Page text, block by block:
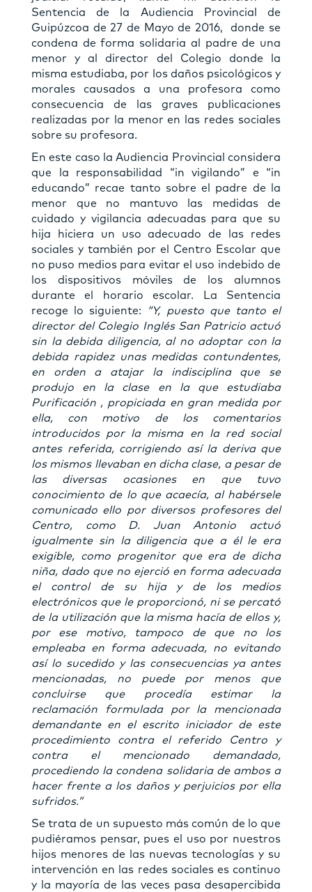
Sentencia de la Audiencia Provincial de
Guipúzcoa de 27 de Mayo de 2016, donde se
condena de forma solidaria al padre de una
menor y al director del Colegio donde la
misma estudiaba, por los daños psicológicos y
morales causados a una profesora como
consecuencia de las graves publicaciones
realizadas por la menor en las redes sociales
sobre su profesora.
En este caso la Audiencia Provincial considera
que la responsabilidad “in vigilando” e “in
educando” recae tanto sobre el padre de la
menor que no mantuvo las medidas de
cuidado y vigilancia adecuadas para que su
hija hiciera un uso adecuado de las redes
sociales y también por el Centro Escolar que
no puso medios para evitar el uso indebido de
los dispositivos móviles de los alumnos
durante el horario escolar. La Sentencia
recoge lo siguiente:
“Y, puesto que tanto el
director del Colegio Inglés San Patricio actuó
sin la debida diligencia, al no adoptar con la
debida rapidez unas medidas contundentes,
en orden a atajar la indisciplina que se
produjo en la clase en la que estudiaba
Purificación , propiciada en gran medida por
ella, con motivo de los comentarios
introducidos por la misma en la red social
antes referida, corrigiendo así la deriva que
los mismos llevaban en dicha clase, a pesar de
las diversas ocasiones en que tuvo
conocimiento de lo que acaecía, al habérsele
comunicado ello por diversos profesores del
Centro, como D. Juan Antonio actuó
igualmente sin la diligencia que a él le era
exigible, como progenitor que era de dicha
niña, dado que no ejerció en forma adecuada
el control de su hija y de los medios
electrónicos que le proporcionó, ni se percató
de la utilización que la misma hacía de ellos y,
por ese motivo, tampoco de que no los
empleaba en forma adecuada, no evitando
así lo sucedido y las consecuencias ya antes
mencionadas, no puede por menos que
concluirse que procedía estimar la
reclamación formulada por la mencionada
demandante en el escrito iniciador de este
procedimiento contra el referido Centro y
contra el mencionado demandado,
procediendo la condena solidaria de ambos a
hacer frente a los daños y perjuicios por ella
sufridos.”
Se trata de un supuesto más común de lo que
pudiéramos pensar, pues el uso por nuestros
hijos menores de las nuevas tecnologías y su
intervención en las redes sociales es continuo
y la mayoría de las veces pasa desapercibida